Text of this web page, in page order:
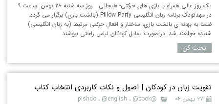
یک روز عالی همراه با بازی های حرکتی- هیجانی روز سه شنبه ۲۸ بهمن ساعت ۹
در مهدکودک برنامه زبان انگلیسی Pillow Party (بالشت بازی) برگزار می گردد.
ضمنا به بهانه ی بالشت بازی، ساختار و افعال حرکتی مرتبط (به زبان انگلیسی)
شنیده خواهند شد. در صورت تمایل کودکان لباس راحتی بپوشند
بحث کن
تقویت زبان در کودکان | اصول و نکات کاربردی انتخاب کتاب
۲۷ بهمن ۰۴ @pishdo ، @english ، @book